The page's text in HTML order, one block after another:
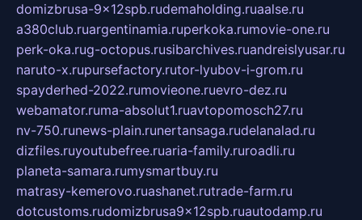
domizbrusa-9x12spb.rudemaholding.ruaalse.ru
a380club.ruargentinamia.ruperkoka.rumovie-one.ru
perk-oka.rug-octopus.rusibarchives.ruandreislyusar.ru
naruto-x.rupursefactory.rutor-lyubov-i-grom.ru
spayderhed-2022.rumovieone.ruevro-dez.ru
webamator.ruma-absolut1.ruavtopomosch27.ru
nv-750.runews-plain.runertansaga.rudelanalad.ru
dizfiles.ruyoutubefree.ruaria-family.ruroadli.ru
planeta-samara.rumysmartbuy.ru
matrasy-kemerovo.ruashanet.rutrade-farm.ru
dotcustoms.rudomizbrusa9x12spb.ruautodamp.ru